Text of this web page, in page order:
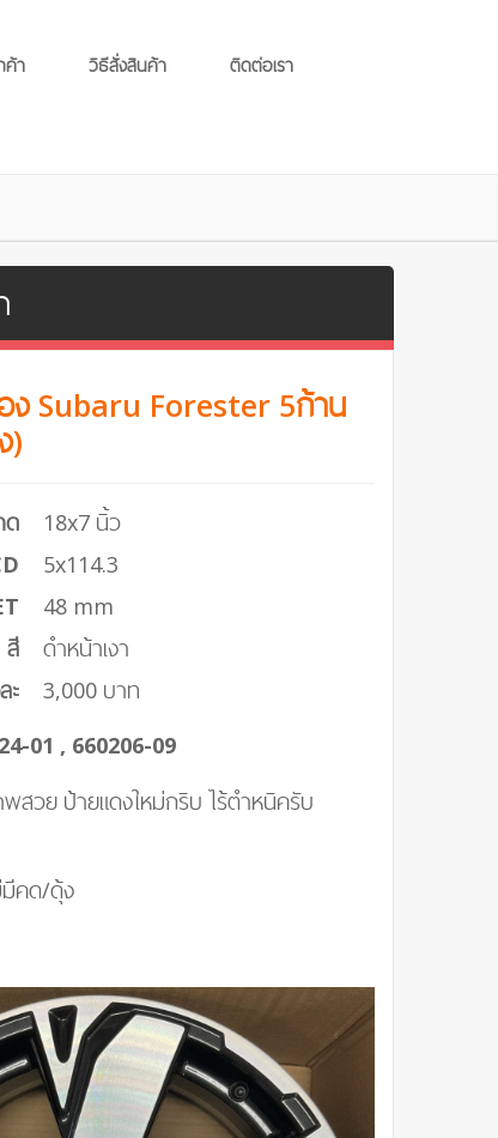
ค้า วิธีสั่งสินค้า ติดต่อเรา
ง Subaru Forester 5ก้าน
)
ด
18x7 นิ้ว
5x114.3
48 mm
สี
ดำหน้าเงา
ะ
3,000 บาท
01 , 660206-09
สวย ป้ายแดงใหม่กริบ ไร้ตำหนิครับ
มีคด/ดุ้ง